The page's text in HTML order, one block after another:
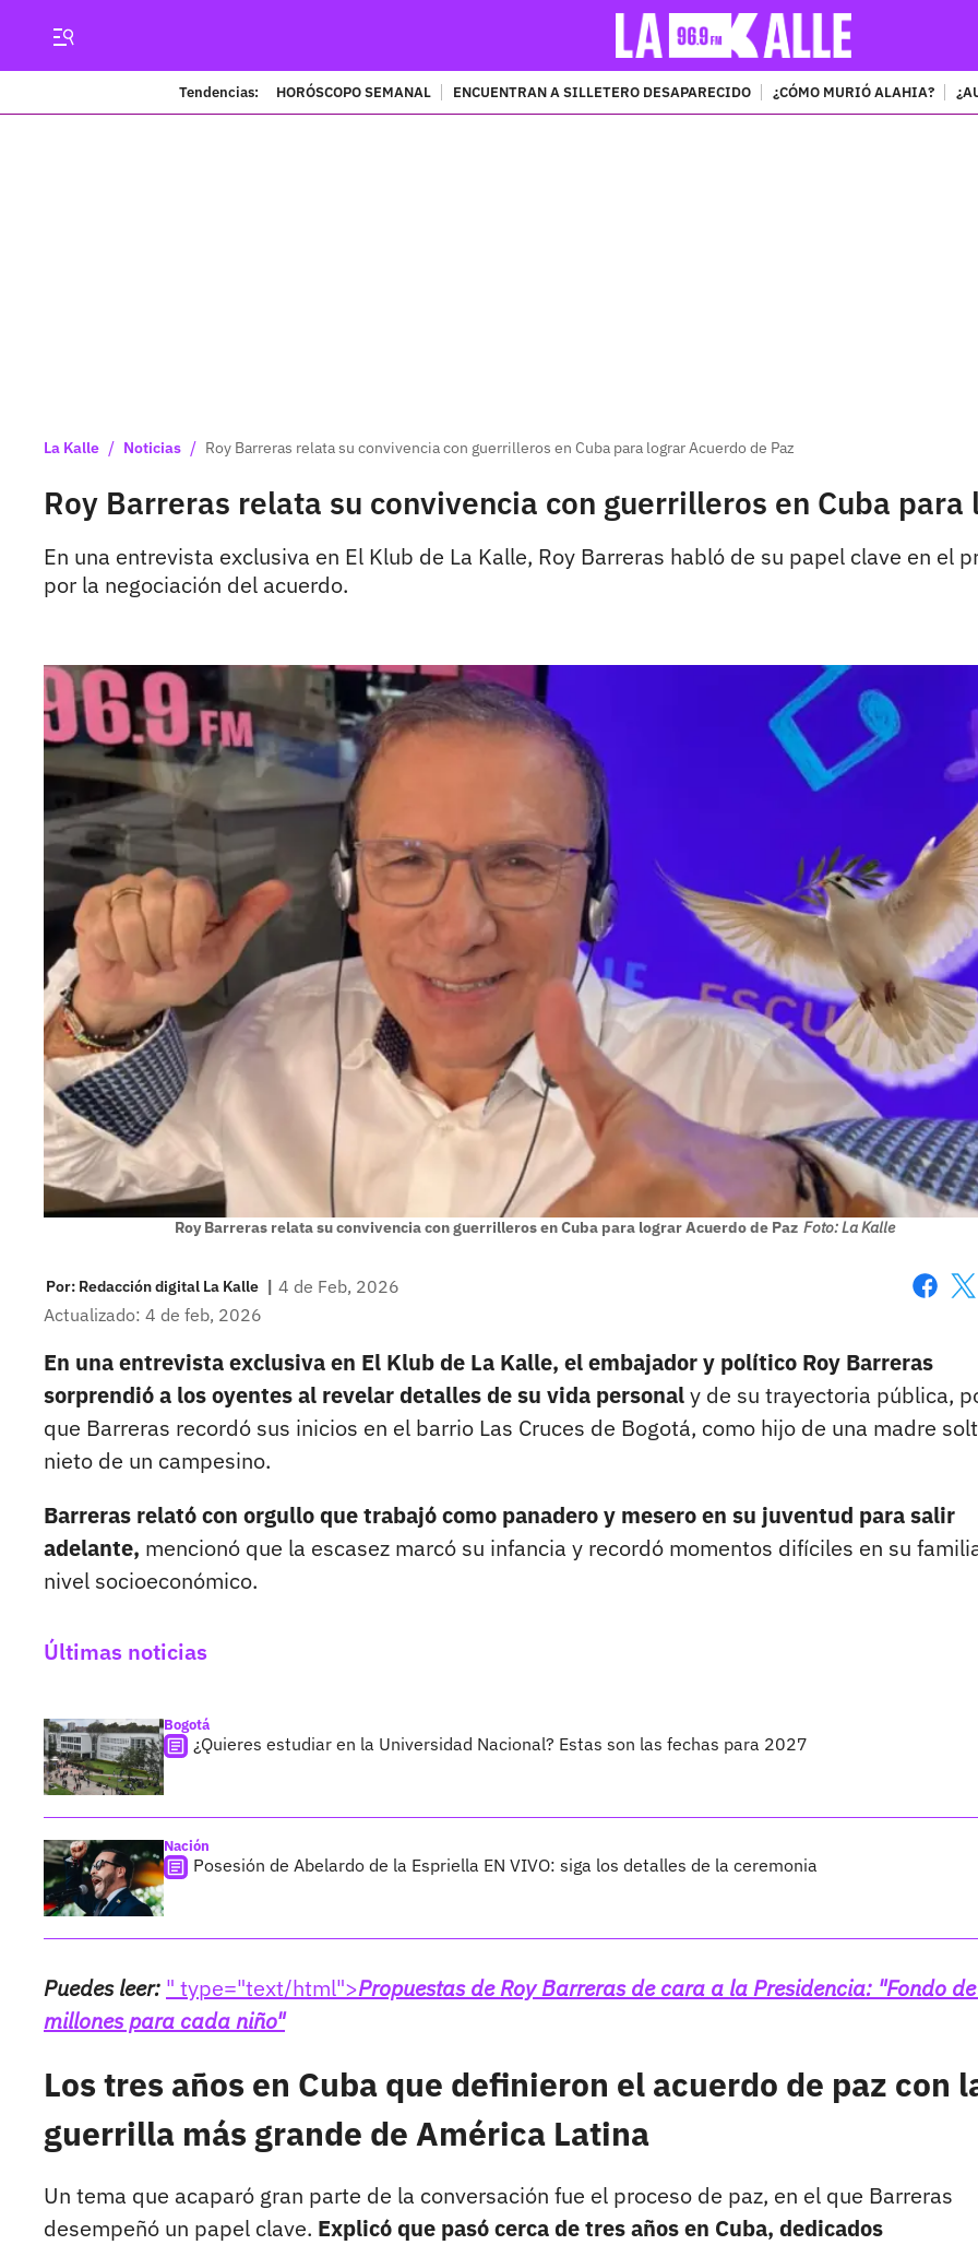
Tendencias: HORÓSCOPO SEMANAL ENCUENTRAN A SILLETERO DESAPARECIDO ¿CÓMO MURIÓ ALAHIA?
La Kalle / Noticias / Roy Barreras relata su convivencia con guerrilleros en Cuba para lograr Acuerdo de Paz
Roy Barreras relata su convivencia con guerrilleros en Cuba para
En una entrevista exclusiva en El Klub de La Kalle, Roy Barreras habló de su papel clave en el
por la negociación del acuerdo.
Roy Barreras relata su convivencia con guerrilleros en Cuba para lograr Acuerdo de Paz Foto: La Kalle
Por: Redacción digital La Kalle | 4 de Feb, 2026
Actualizado: 4 de feb, 2026
En una entrevista exclusiva en El Klub de La Kalle, el embajador y político Roy Barreras
sorprendió a los oyentes al revelar detalles de su vida personaly de su trayectoria pública,
que Barreras recordó sus inicios en el barrio Las Cruces de Bogotá, como hijo de una madre
nieto de un campesino.
Barreras relató con orgullo que trabajó como panadero y mesero en su juventud para salir
adelante, mencionó que la escasez marcó su infancia y recordó momentos difíciles en su
nivel socioeconómico.
Últimas noticias
Bogotá
¿Quieres estudiar en la Universidad Nacional? Estas son las fechas para 2027
Nación
Posesión de Abelardo de la Espriella EN VIVO: siga los detalles de la ceremonia
Puedes leer: " type="text/html">Propuestas de Roy Barreras de cara a la Presidencia: "Fondo
millones para cada niño"
Los tres años en Cuba que definieron el acuerdo de paz con
guerrilla más grande de América Latina
Un tema que acaparó gran parte de la conversación fue el proceso de paz, en el que Barreras
desempeñó un papel clave. Explicó que pasó cerca de tres años en Cuba, dedicados